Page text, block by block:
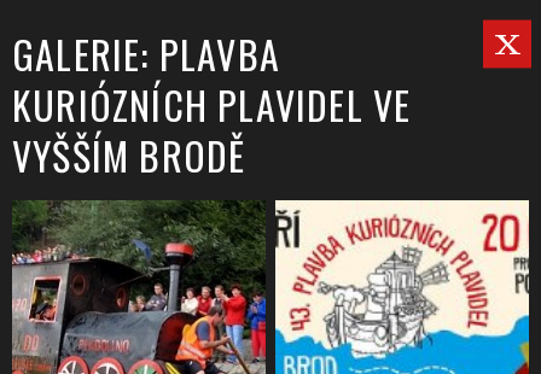
GALERIE: PLAVBA
KURIÓZNÍCH PLAVIDEL VE
VYŠŠÍM BRODĚ